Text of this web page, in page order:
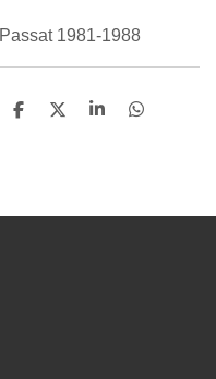
Passat 1981-1988
D
D
S
D